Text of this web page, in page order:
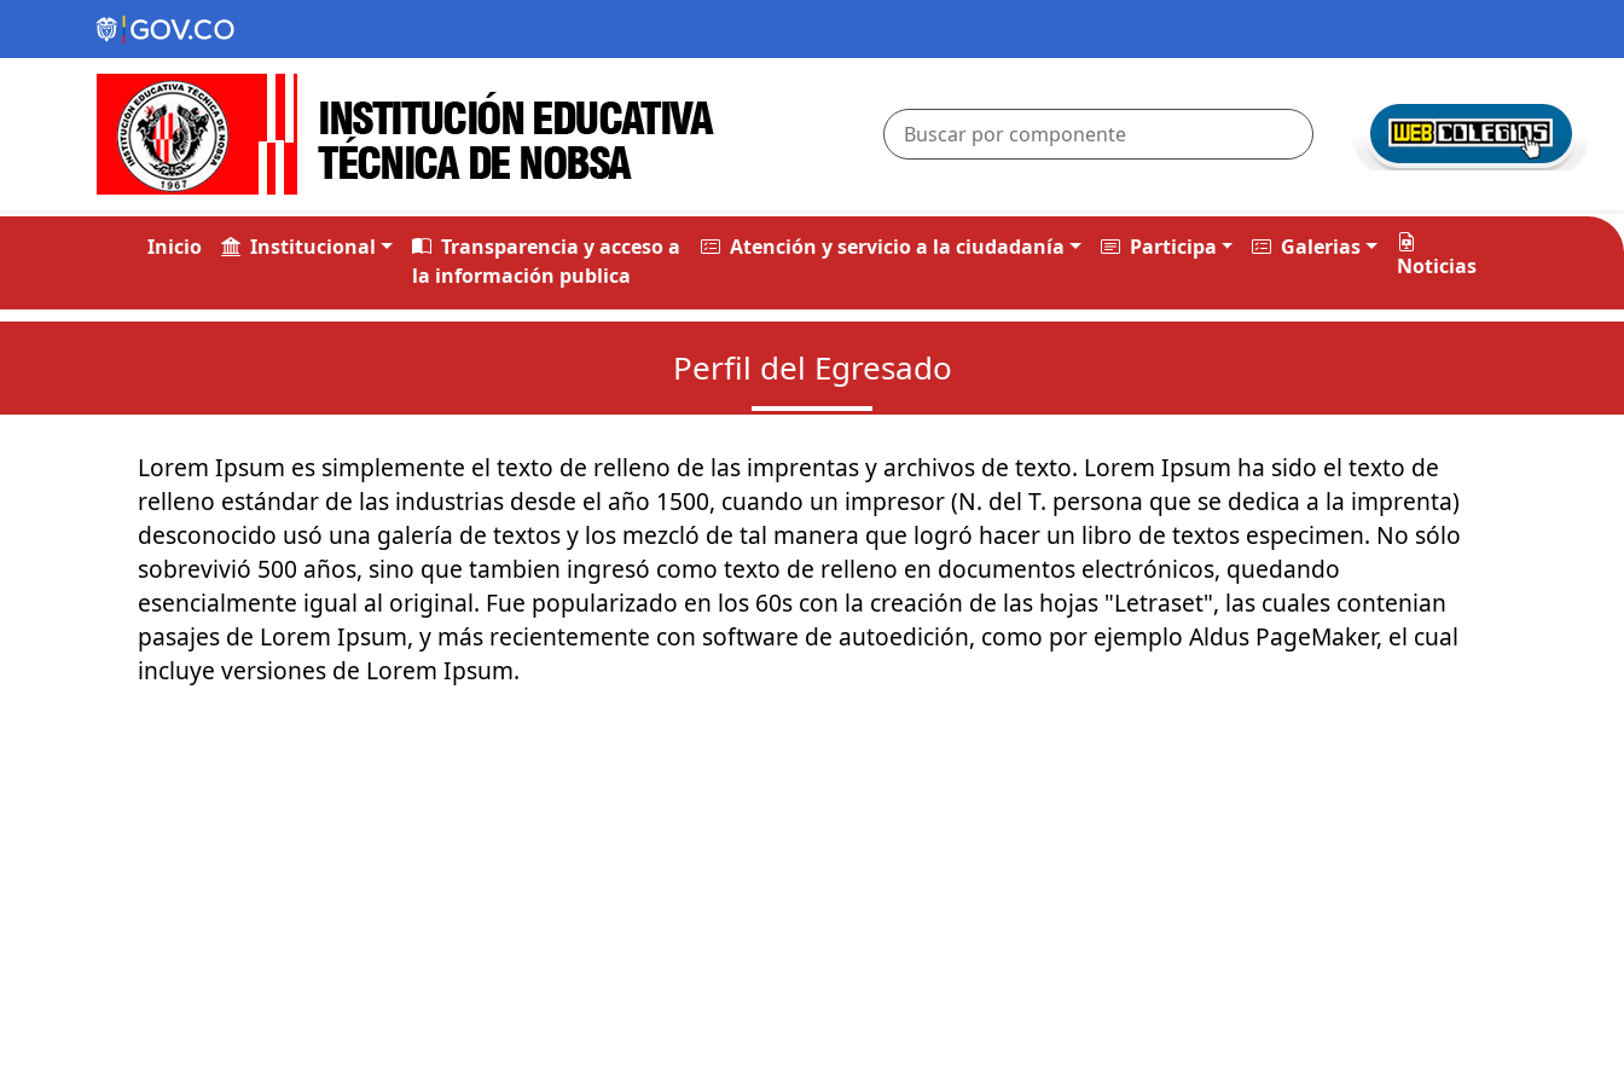
Inicio Institucional
Transparencia y acceso a
la información publica
Atención y servicio a la ciudadanía Participa Galerias
Noticias
Perfil del Egresado
Lorem Ipsum es simplemente el texto de relleno de las imprentas y archivos de texto. Lorem Ipsum ha sido el texto de
relleno estándar de las industrias desde el año 1500, cuando un impresor (N. del T. persona que se dedica a la imprenta)
desconocido usó una galería de textos y los mezcló de tal manera que logró hacer un libro de textos especimen. No sólo
sobrevivió 500 años, sino que tambien ingresó como texto de relleno en documentos electrónicos, quedando
esencialmente igual al original. Fue popularizado en los 60s con la creación de las hojas "Letraset", las cuales contenian
pasajes de Lorem Ipsum, y más recientemente con software de autoedición, como por ejemplo Aldus PageMaker, el cual
incluye versiones de Lorem Ipsum.